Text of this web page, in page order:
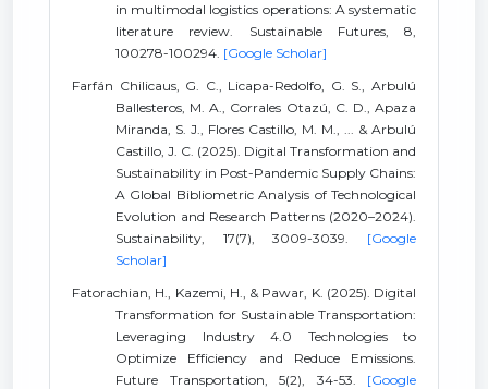
in multimodal logistics operations: A systematic
literature review. Sustainable Futures, 8,
100278-100294. [Google Scholar]
Farfán Chilicaus, G. C., Licapa-Redolfo, G. S., Arbulú
Ballesteros, M. A., Corrales Otazú, C. D., Apaza
Miranda, S. J., Flores Castillo, M. M., ... & Arbulú
Castillo, J. C. (2025). Digital Transformation and
Sustainability in Post-Pandemic Supply Chains:
A Global Bibliometric Analysis of Technological
Evolution and Research Patterns (2020–2024).
Sustainability, 17(7), 3009-3039. [Google
Scholar]
Fatorachian, H., Kazemi, H., & Pawar, K. (2025). Digital
Transformation for Sustainable Transportation:
Leveraging Industry 4.0 Technologies to
Optimize Efficiency and Reduce Emissions.
Future Transportation, 5(2), 34-53. [Google